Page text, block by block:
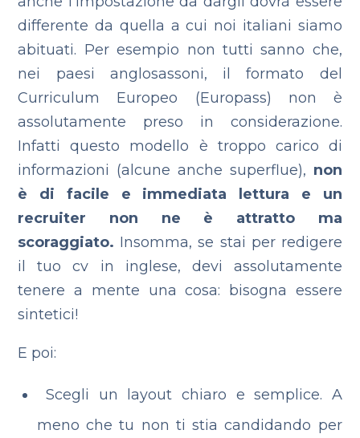
differente da quella a cui noi italiani siamo
abituati. Per esempio non tutti sanno che,
nei paesi anglosassoni, il formato del
Curriculum Europeo (Europass) non è
assolutamente preso in considerazione.
Infatti questo modello è troppo carico di
informazioni (alcune anche superflue), non
è di facile e immediata lettura e un
recruiter non ne è attratto ma
scoraggiato. Insomma, se stai per redigere
il tuo cv in inglese, devi assolutamente
tenere a mente una cosa: bisogna essere
sintetici!
E poi:
Scegli un layout chiaro e semplice. A
meno che tu non ti stia candidando per